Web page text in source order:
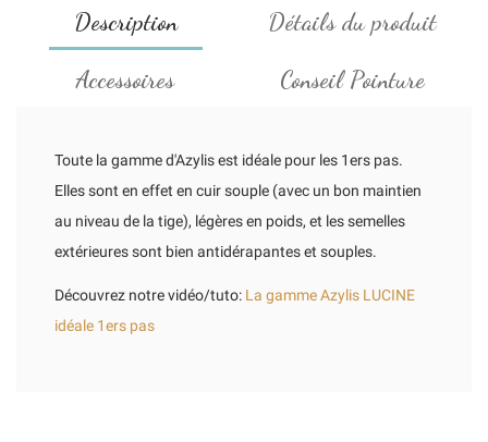
Description Détails du produit
Accessoires Conseil Pointure
Toute la gamme d'Azylis est idéale pour les 1ers pas.
Elles sont en effet en cuir souple (avec un bon maintien
au niveau de la tige), légères en poids, et les semelles
extérieures sont bien antidérapantes et souples.
Découvrez notre vidéo/tuto: La gamme Azylis LUCINE
idéale 1ers pas